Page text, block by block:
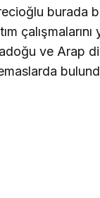
burada
ve Arap